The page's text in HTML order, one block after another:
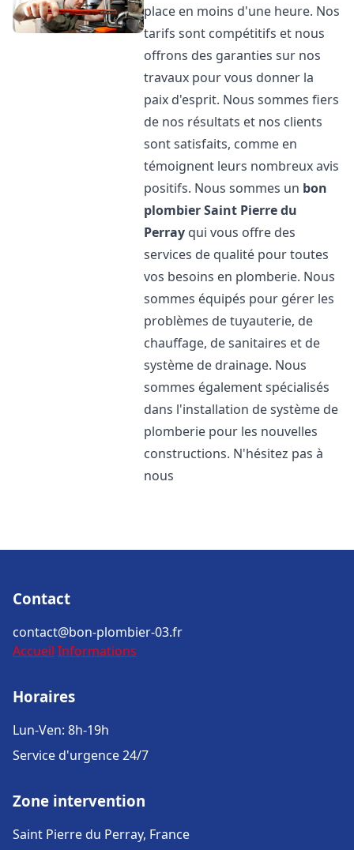
place en moins d'une heure. Nos
tarifs sont compétitifs et nous
offrons des garanties sur nos
travaux pour vous donner la
paix d'esprit. Nous sommes fiers
de nos résultats et nos clients
sont satisfaits, comme en
témoignent leurs nombreux avis
positifs. Nous sommes un bon
plombierSaint Pierre du
Perray qui vous offre des
services de qualité pour toutes
vos besoins en plomberie. Nous
sommes équipés pour gérer les
problèmes de tuyauterie, de
chauffage, de sanitaires et de
système de drainage. Nous
sommes également spécialisés
dans l'installation de système de
plomberie pour les nouvelles
constructions. N'hésitez pas à
nous
Contact
contact@bon-plombier-03.fr
Accueil Informations
Horaires
Lun-Ven: 8h-19h
Service d'urgence 24/7
Zone intervention
Saint Pierre du Perray, France